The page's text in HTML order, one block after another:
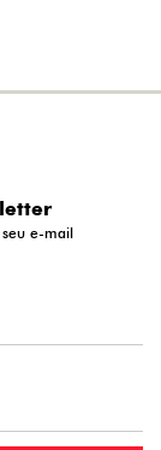
e-mail